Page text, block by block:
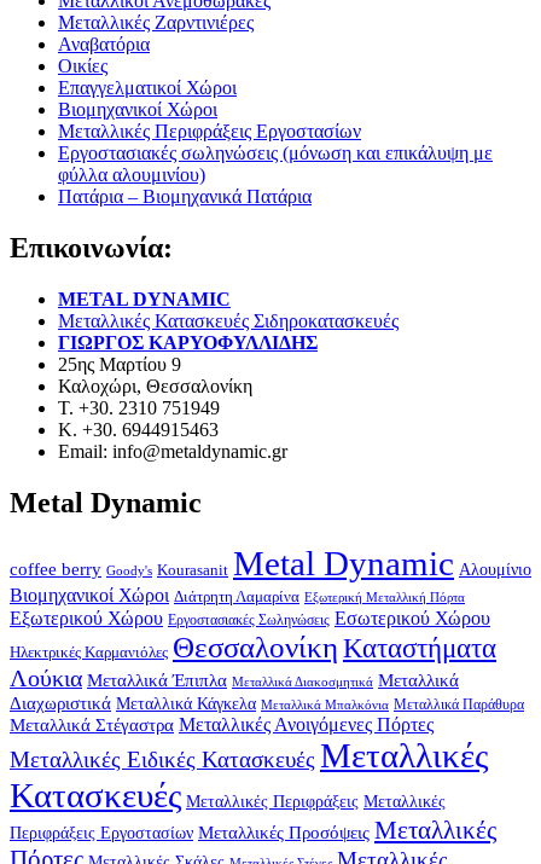
Μεταλλικές Ζαρντινιέρες
Αναβατόρια
Οικίες
Επαγγελματικοί Χώροι
Βιομηχανικοί Χώροι
Μεταλλικές Περιφράξεις Εργοστασίων
Εργοστασιακές σωληνώσεις (μόνωση και επικάλυψη με
φύλλα αλουμινίου)
Πατάρια – Βιομηχανικά Πατάρια
Επικοινωνία:
METAL DYNAMIC
Μεταλλικές Κατασκευές Σιδηροκατασκευές
ΓΙΩΡΓΟΣ ΚΑΡΥΟΦΥΛΛΙΔΗΣ
25ης Μαρτίου 9
Καλοχώρι, Θεσσαλονίκη
Τ. +30. 2310 751949
Κ. +30. 6944915463
Email: info@metaldynamic.gr
Metal Dynamic
coffee berry Goody's Kourasanit Metal Dynamic Αλουμίνιο
Βιομηχανικοί Χώροι Διάτρητη Λαμαρίνα Εξωτερική Μεταλλική Πόρτα
Εξωτερικού Χώρου Εργοστασιακές Σωληνώσεις Εσωτερικού Χώρου
Ηλεκτρικές Καρμανιόλες Θεσσαλονίκη Καταστήματα
Λούκια Μεταλλικά Έπιπλα Μεταλλικά Διακοσμητικά Μεταλλικά
Διαχωριστικά Μεταλλικά Κάγκελα Μεταλλικά Μπαλκόνια Μεταλλικά Παράθυρα
Μεταλλικά Στέγαστρα Μεταλλικές Ανοιγόμενες Πόρτες
Μεταλλικές Ειδικές Κατασκευές Μεταλλικές
Κατασκευές Μεταλλικές Περιφράξεις Μεταλλικές
Περιφράξεις Εργοστασίων Μεταλλικές Προσόψεις Μεταλλικές